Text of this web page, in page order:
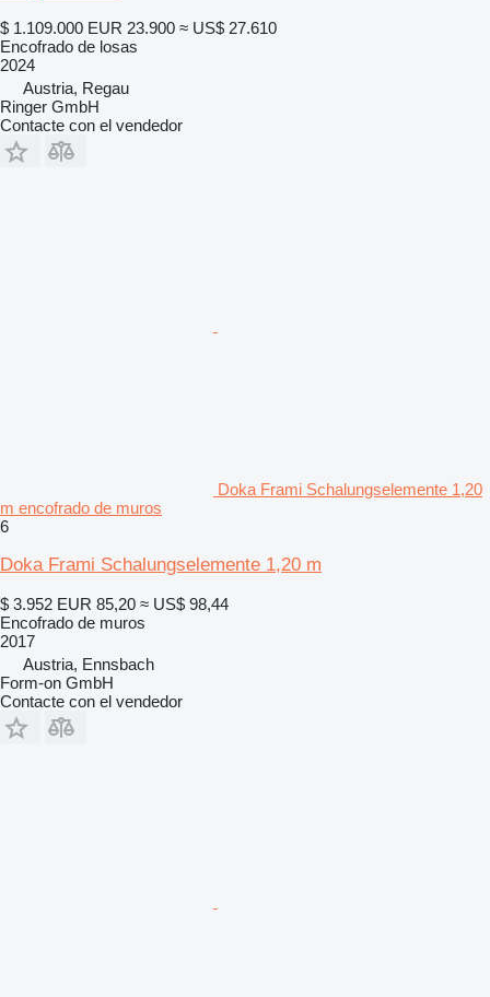
$ 1.109.000 EUR 23.900 ≈ US$ 27.610
Encofrado de losas
2024
Austria, Regau
Ringer GmbH
Contacte con el vendedor
Doka Frami Schalungselemente 1,20
m encofrado de muros
6
Doka Frami Schalungselemente 1,20 m
$ 3.952 EUR 85,20 ≈ US$ 98,44
Encofrado de muros
2017
Austria, Ennsbach
Form-on GmbH
Contacte con el vendedor